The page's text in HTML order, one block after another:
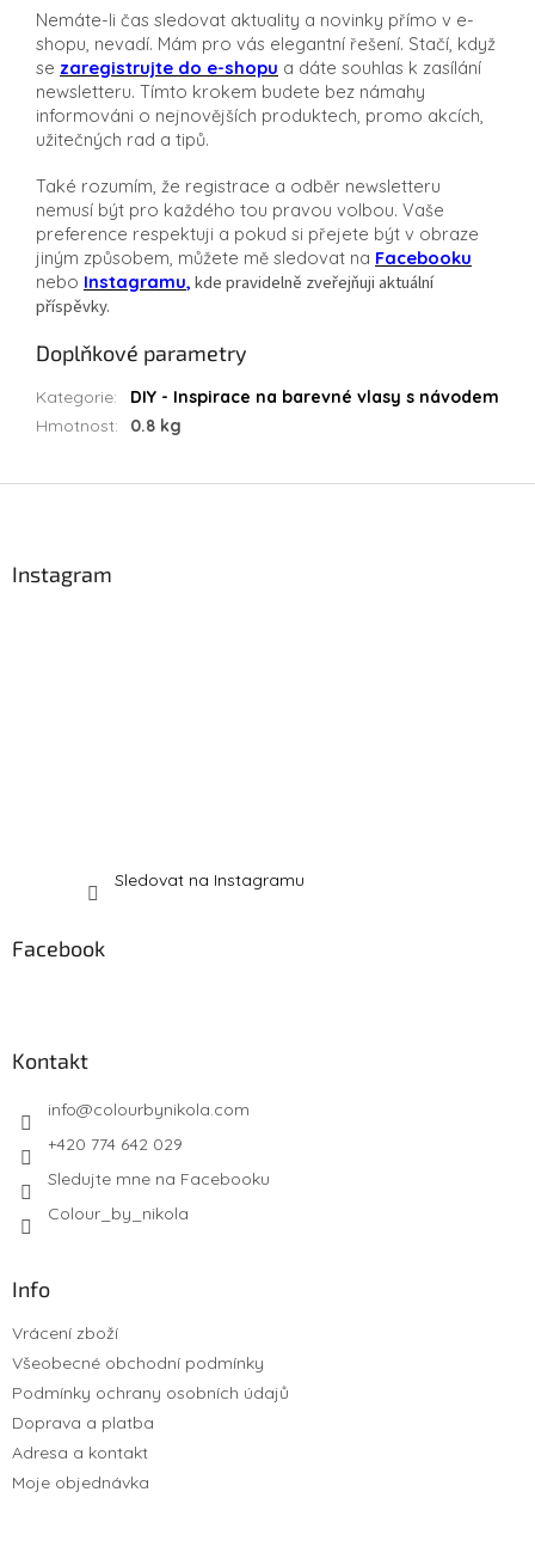
Nemáte-li čas sledovat aktuality a novinky přímo v e-
shopu, nevadí. Mám pro vás elegantní řešení. Stačí, když
se zaregistrujte do e-shopu a dáte souhlas k zasílání
newsletteru. Tímto krokem budete bez námahy
informováni o nejnovějších produktech, promo akcích,
užitečných rad a tipů.
Také rozumím, že registrace a odběr newsletteru
nemusí být pro každého tou pravou volbou. Vaše
preference respektuji a pokud si přejete být v obraze
jiným způsobem, můžete mě sledovat na Facebooku
nebo Instagramu, kde pravidelně zveřejňuji aktuální
příspěvky.
Doplňkové parametry
Kategorie:
DIY - Inspirace na barevné vlasy s návodem
Hmotnost: 0.8 kg
Instagram
Sledovat na Instagramu
Facebook
Kontakt
info@colourbynikola.com
+420 774 642 029
Sledujte mne na Facebooku
Colour_by_nikola
Info
Vrácení zboží
Všeobecné obchodní podmínky
Podmínky ochrany osobních údajů
Doprava a platba
Adresa a kontakt
Moje objednávka